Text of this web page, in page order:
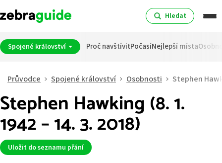
Hledat
Spojené království Proč navštívitPočasíNejlepší místa
Průvodce Spojené království Osobnosti Stephen
Stephen Hawking (8. 1.
1942 – 14. 3. 2018)
Uložit do seznamu přání